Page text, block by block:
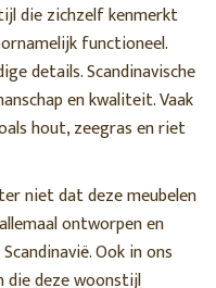
die zichzelf kenmerkt
functioneel.
details. Scandinavische
en kwaliteit. Vaak
hout, zeegras en riet
niet dat deze meubelen
ontworpen en
Ook in ons
die deze woonstijl